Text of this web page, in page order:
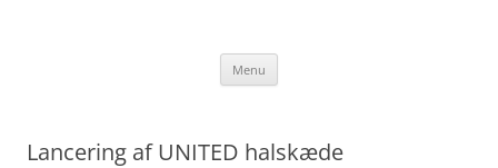
Menu
Lancering af UNITED halskæde